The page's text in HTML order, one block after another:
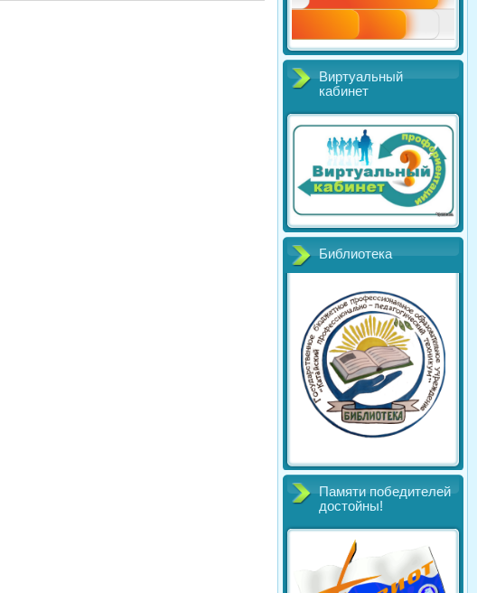
Виртуальный
кабинет
Библиотека
Памяти победителей
достойны!